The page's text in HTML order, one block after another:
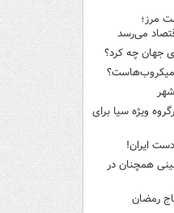
مرز؛
می‌رسد
جهان چه کرد؟
ویژه سیا برای
ایران!
همچنان در
رمضان